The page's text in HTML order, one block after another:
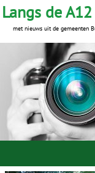
Langs de
met nieuws uit de gemeenten